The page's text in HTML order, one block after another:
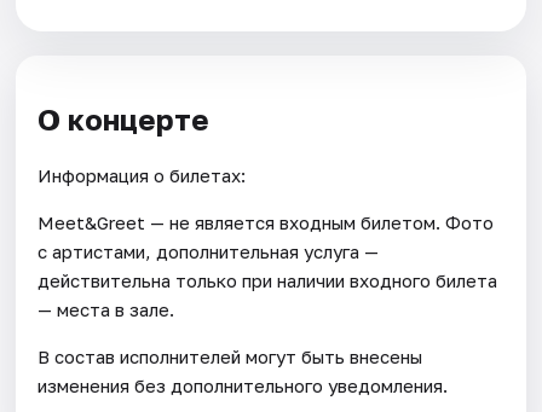
О концерте
Информация о билетах:
Meet&Greet — не является входным билетом. Фото
с артистами, дополнительная услуга —
действительна только при наличии входного билета
— места в зале.
В состав исполнителей могут быть внесены
изменения без дополнительного уведомления.